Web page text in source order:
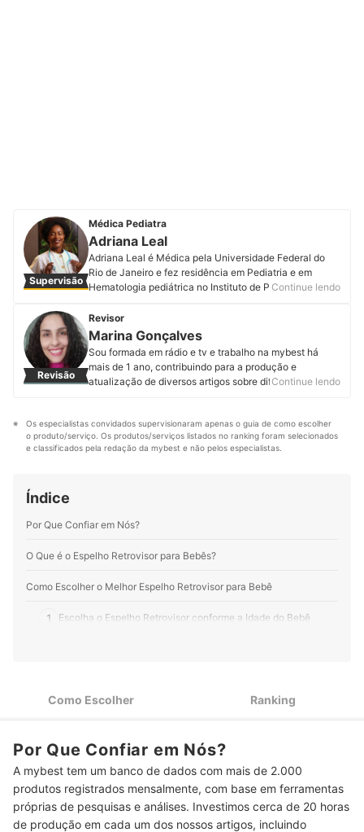
Supervisão
Médica Pediatra
Adriana Leal
Adriana Leal é Médica pela Universidade Federal do
Rio de Janeiro e fez residência em Pediatria e em
Hematologia pediátrica no Instituto de Puericultura e
graduação em Medicina do Esporte pelo IDOR e sua
grande motivação é ajudar famílias no
desenvolvimento da saúde fisica e mental das suas
crianças no dia a dia, realizando acompanhamento de
rotina e levando informação de qualidade,
cientificamente embasada para as famílias. Suas outras
maratonas, e a disseminação do conhecimento. Além
de atender crianças presencialmente em ambiente
ambulatorial e hospitalar, produz conteúdo para as
Perfil de Adriana Leal
Continue lendo
Revisão
Revisor
Marina Gonçalves
Sou formada em rádio e tv e trabalho na mybest há
mais de 1 ano, contribuindo para a produção e
atualização de diversos artigos sobre diferentes temas.
mais me motiva.
Perfil de Marina Gonçalves
Continue lendo
Os especialistas convidados supervisionaram apenas o guia de como escolher
o produto/serviço. Os produtos/serviços listados no ranking foram selecionados
e classificados pela redação da mybest e não pelos especialistas.
Índice
Por Que Confiar em Nós?
O Que é o Espelho Retrovisor para Bebês?
Como Escolher o Melhor Espelho Retrovisor para Bebê
1 Escolha o Espelho Retrovisor conforme a Idade do Bebê
3 Plástico e Ajuste de Ângulo
4
Oferece Melhor Visibilidade
5
Modelos com Mais de 20 cm de Largura Permitem Visualizar
cada Detalhe do Seu Bebê
Top 10 Melhores Espelhos Retrovisores para Bebê
Como Escolher Ranking
Por Que Confiar em Nós?
A mybest tem um banco de dados com mais de 2.000
produtos registrados mensalmente, com base em ferramentas
próprias de pesquisas e análises. Investimos cerca de 20 horas
de produção em cada um dos nossos artigos, incluindo